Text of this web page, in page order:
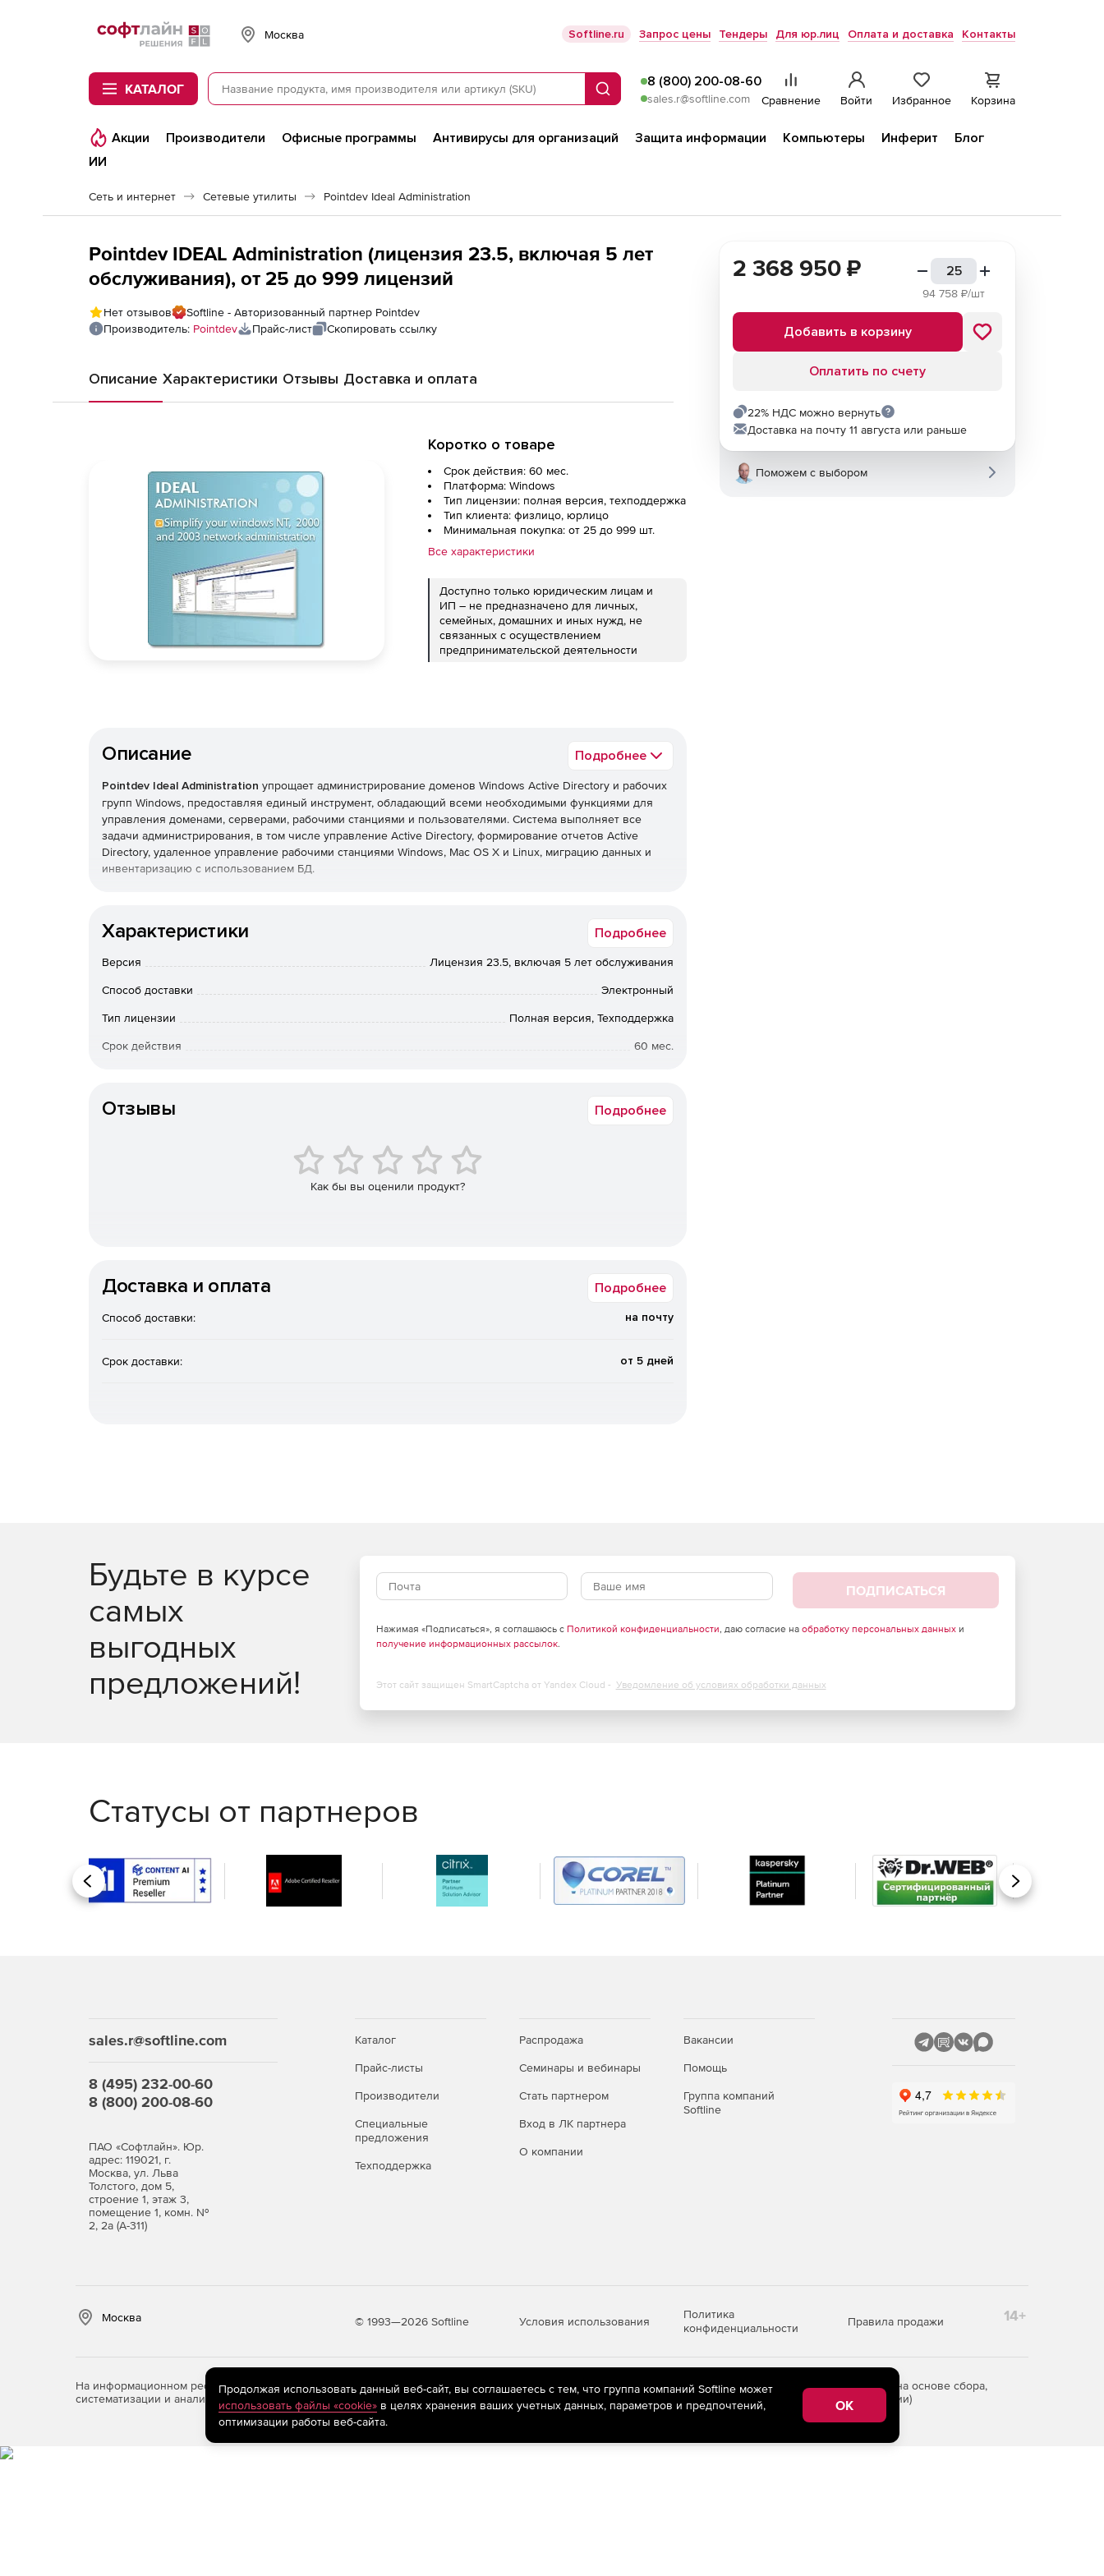
Softline
Москва Softline.ru Запрос цены Тендеры Для юр.лиц Оплата и доставка Контакты
КАТАЛОГ Поиск
8 (800) 200-08-60
sales.r@softline.com Сравнение Войти Избранное Корзина
Акции Производители Офисные программы Антивирусы для организаций Защита информации Компьютеры Инферит
Блог
ИИ
Сеть и интернет Сетевые утилиты Pointdev Ideal Administration
Pointdev IDEAL Administration (лицензия 23.5, включая 5 лет
обслуживания), от 25 до 999 лицензий
Нет отзывов
Softline - Авторизованный партнер Pointdev
Производитель: Pointdev Прайс-лист Скопировать ссылку
Описание Характеристики Отзывы Доставка и оплата
Коротко о товаре
Срок действия: 60 мес.
Платформа: Windows
Тип лицензии: полная версия, техподдержка
Тип клиента: физлицо, юрлицо
Минимальная покупка: от 25 до 999 шт.
Все характеристики
Доступно только юридическим лицам и
ИП – не предназначено для личных,
семейных, домашних и иных нужд, не
связанных с осуществлением
предпринимательской деятельности
Описание Подробнее
Pointdev Ideal Administration упрощает администрирование доменов Windows Active Directory и рабочих
групп Windows, предоставляя единый инструмент, обладающий всеми необходимыми функциями для
управления доменами, серверами, рабочими станциями и пользователями. Система выполняет все
задачи администрирования, в том числе управление Active Directory, формирование отчетов Active
Directory, удаленное управление рабочими станциями Windows, Mac OS X и Linux, миграцию данных и
инвентаризацию с использованием БД.
Полнофункциональное централизованное администрирование нескольких доменов Active Directory и
Удаленное управление системами под управлением Windows, Mac OS X и Linux.
Удаленное управление через Интернет компьютерами с Windows за пределами корпоративной сети.
Автоматическая установка и настройка удаленных агентов управления.
Полный набор HTML-отчетов для доменов Active Directory.
Мгновенная очистка Active Directory (от устаревших объектов).
Управление объектами групповой политики (GPO).
Удобный интерфейс для управления несколькими доменами и рабочими группами.
Задачи администрирования можно выполнять одновременно на множестве компьютеров.
Мастер настройки для быстрого начала работы.
Одна лицензия ИТ-администратора для неограниченного числа управляемых доменов, серверов и
Характеристики Подробнее
Версия Лицензия 23.5, включая 5 лет обслуживания
Способ доставки Электронный
Тип лицензии Полная версия, Техподдержка
Срок действия 60 мес.
Отзывы Подробнее
Как бы вы оценили продукт?
Доставка и оплата Подробнее
Способ доставки: на почту
Срок доставки: от 5 дней
2 368 950 ₽
94 758 ₽/шт
Добавить в корзину
Оплатить по счету
22% НДС можно вернуть
Доставка на почту 11 августа или раньше
Поможем с выбором
Будьте в курсе
самых
выгодных
предложений!
ПОДПИСАТЬСЯ
Нажимая «Подписаться», я соглашаюсь с Политикой конфиденциальности, даю согласие на обработку персональных данныхи
получение информационных рассылок.
Этот сайт защищен SmartCaptcha от Yandex Cloud - Уведомление об условиях обработки данных
Статусы от партнеров
Назад Вперед
sales.r@softline.com
8 (495) 232-00-60
8 (800) 200-08-60
ПАО «Софтлайн». Юр.
адрес: 119021, г.
Москва, ул. Льва
Толстого, дом 5,
строение 1, этаж 3,
помещение 1, комн. №
2, 2а (А-311)
Каталог
Прайс-листы
Производители
Специальные
предложения
Техподдержка
Распродажа
Семинары и вебинары
Стать партнером
Вход в ЛК партнера
О компании
Вакансии
Помощь
Группа компаний
Softline
Москва © 1993—2026 Softline Условия использования
Политика
конфиденциальности
Правила продажи 14+
На информационном ресурсе store.softline.ru применяютсярекомендательные технологии(информационные технологии предоставления информации на основе сбора,
систематизации и анализа сведений, относящихся к предпочтениям пользователей сети «Интернет», находящихся на территории Российской Федерации)
Продолжая использовать данный веб-сайт, вы соглашаетесь с тем, что группа компаний Softline может
использовать файлы «cookie»в целях хранения ваших учетных данных, параметров и предпочтений,
оптимизации работы веб-сайта.
OK